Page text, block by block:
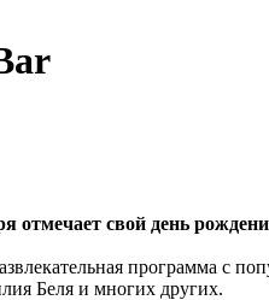
отмечает свой день
программа с
Беля и многих других.